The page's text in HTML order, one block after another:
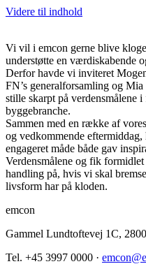
Videre til indhold
Vi vil i emcon gerne blive
understøtte en værdiskabende
Derfor havde vi inviteret
FN’s generalforsamling og
stille skarpt på verdensmålene
byggebranche.
Sammen med en række af
og vedkommende
engageret måde både gav
Verdensmålene og fik
handling på, hvis vi skal
livsform har på kloden.
emcon
Gammel Lundtoftevej 1C,
Tel. +45 3997 0000 ·